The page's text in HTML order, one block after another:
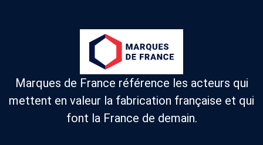
Marques de France référence les acteurs qui
mettent en valeur la fabrication française et qui
font la France de demain.